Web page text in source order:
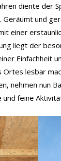
diente der
Geräumt und
einer
liegt der
Einfachheit
Ortes lesbar
nehmen nun
und feine